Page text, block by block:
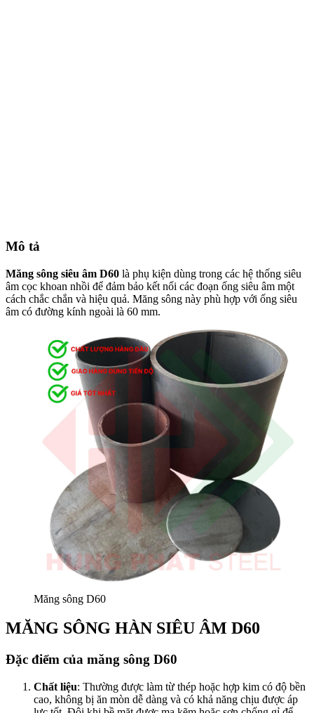
Mô tả
Măng sông siêu âm D60 là phụ kiện dùng trong các hệ thống siêu
âm cọc khoan nhồi để đảm bảo kết nối các đoạn ống siêu âm một
cách chắc chắn và hiệu quả. Măng sông này phù hợp với ống siêu
âm có đường kính ngoài là 60 mm.
Măng sông D60
MĂNG SÔNG HÀN SIÊU ÂM D60
Đặc điểm của măng sông D60
Chất liệu: Thường được làm từ thép hoặc hợp kim có độ bền
cao, không bị ăn mòn dễ dàng và có khả năng chịu được áp